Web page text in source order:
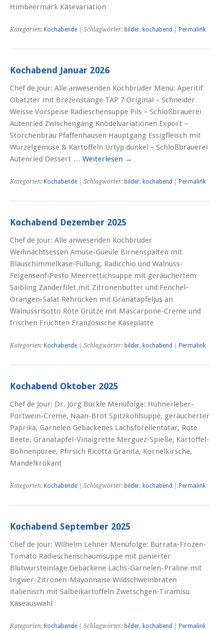
Himbeermark Käsevariation
Kategorien: Kochabende | Schlagwörter: bilder, kochabend Permalink
Kochabend Januar 2026
Chef de Jour: Alle anwesenden Kochbrüder Menü: Aperitif
Obatzter mit Brezenstange TAP 7 Original – Schneider
Weisse Vorspeise Radieschensuppe Pils – Schloßbrauerei
Autenried Zwischengang Knödelvariationen Export –
Storchenbräu Pfaffenhausen Hauptgang Essigfleisch mit
Wurzelgemüse & Kartoffeln Urtyp dunkel – Schloßbrauerei
Autenried Dessert … Weiterlesen →
Kategorien: Kochabende | Schlagwörter: bilder, kochabend Permalink
Kochabend Dezember 2025
Chef de Jour: Alle anwesenden Kochbrüder
Weihnachtsessen Amuse-Gueule Birnenspalten mit
Blauschimmelkäse-Füllung, Radicchio und Walnuss-
Feigensenf-Pesto Meerrettichsuppe mit geräuchertem
Saibling Zanderfilet mit Zitronenbutter und Fenchel-
Orangen-Salat Rehrücken mit Granatapfeljus an
Walnussrisotto Rote Grütze mit Mascarpone-Creme und
frischen Früchten Französische Käseplatte
Kategorien: Kochabende | Schlagwörter: bilder, kochabend Permalink
Kochabend Oktober 2025
Chef de Jour: Dr. Jörg Bückle Menüfolge: Hühnerleber-
Portwein-Creme, Naan-Brot Spitzkohlsuppe, geräucherter
Paprika, Garnelen Gebackenes Lachsforellentatar, Rote
Beete, Granatapfel-Vinaigrette Merguez-Spieße, Kartoffel-
Bohnenpüree, Pfirsich Ricotta Granita, Kornelkirsche,
Mandelkrokant
Kategorien: Kochabende | Schlagwörter: bilder, kochabend Permalink
Kochabend September 2025
Chef de Jour: Wilhelm Lehner Menüfolge: Burrata-Frozen-
Tomato Radieschenschaumsuppe mit panierter
Blutwursteinlage Gebackene Lachs-Garnelen-Praline mit
Ingwer-Zitronen-Mayonnaise Wildschweinbraten
italienisch mit Salbeikartoffeln Zwetschgen-Tiramisu
Käseauswahl
Kategorien: Kochabende | Schlagwörter: bilder, kochabend Permalink